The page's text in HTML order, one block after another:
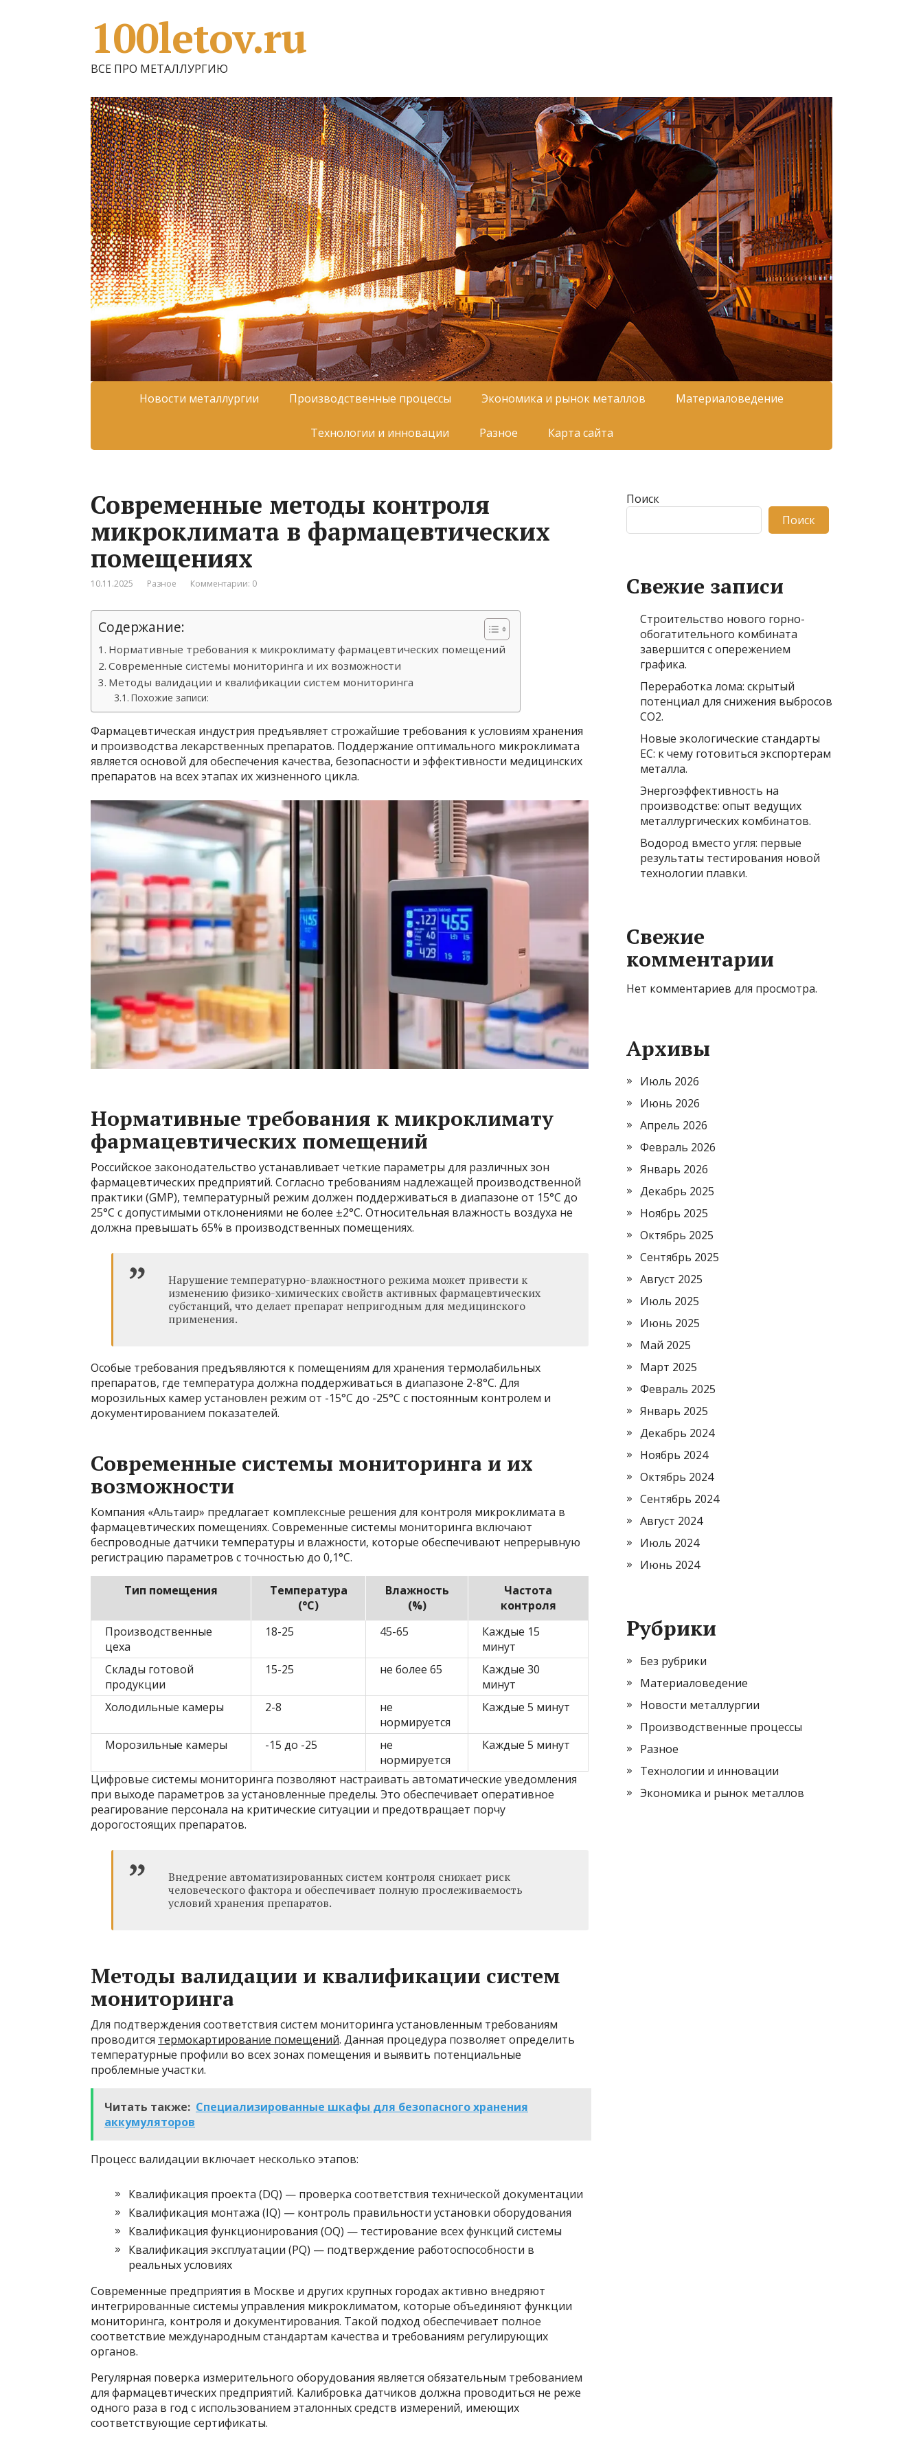
100letov.ru
ВСЕ ПРО МЕТАЛЛУРГИЮ
Новости металлургии Производственные процессы Экономика и рынок металлов Материаловедение
Технологии и инновации Разное Карта сайта
Современные методы контроля
микроклимата в фармацевтических
помещениях
10.11.2025 Разное Комментарии: 0
Содержание:
Нормативные требования к микроклимату фармацевтических помещений
Современные системы мониторинга и их возможности
Методы валидации и квалификации систем мониторинга
Похожие записи:
Фармацевтическая индустрия предъявляет строжайшие требования к условиям хранения
и производства лекарственных препаратов. Поддержание оптимального микроклимата
является основой для обеспечения качества, безопасности и эффективности медицинских
препаратов на всех этапах их жизненного цикла.
Нормативные требования к микроклимату
фармацевтических помещений
Российское законодательство устанавливает четкие параметры для различных зон
фармацевтических предприятий. Согласно требованиям надлежащей производственной
практики (GMP), температурный режим должен поддерживаться в диапазоне от 15°C до
25°C с допустимыми отклонениями не более ±2°C. Относительная влажность воздуха не
должна превышать 65% в производственных помещениях.
Нарушение температурно-влажностного режима может привести к
изменению физико-химических свойств активных фармацевтических
субстанций, что делает препарат непригодным для медицинского
применения.
Особые требования предъявляются к помещениям для хранения термолабильных
препаратов, где температура должна поддерживаться в диапазоне 2-8°C. Для
морозильных камер установлен режим от -15°C до -25°C с постоянным контролем и
документированием показателей.
Современные системы мониторинга и их
возможности
Компания «Альтаир» предлагает комплексные решения для контроля микроклимата в
фармацевтических помещениях. Современные системы мониторинга включают
беспроводные датчики температуры и влажности, которые обеспечивают непрерывную
регистрацию параметров с точностью до 0,1°C.
Тип помещения
Температура
(°C)
Влажность
(%)
Частота
контроля
Производственные
цеха
18-25 45-65
Каждые 15
минут
Склады готовой
продукции
15-25 не более 65
Каждые 30
минут
Холодильные камеры
2-8
не
нормируется
Каждые 5 минут
Морозильные камеры -15 до -25
не
нормируется
Каждые 5 минут
Цифровые системы мониторинга позволяют настраивать автоматические уведомления
при выходе параметров за установленные пределы. Это обеспечивает оперативное
реагирование персонала на критические ситуации и предотвращает порчу
дорогостоящих препаратов.
Внедрение автоматизированных систем контроля снижает риск
человеческого фактора и обеспечивает полную прослеживаемость
условий хранения препаратов.
Методы валидации и квалификации систем
мониторинга
Для подтверждения соответствия систем мониторинга установленным требованиям
проводится термокартирование помещений. Данная процедура позволяет определить
температурные профили во всех зонах помещения и выявить потенциальные
проблемные участки.
Читать также: Специализированные шкафы для безопасного хранения
аккумуляторов
Процесс валидации включает несколько этапов:
Квалификация проекта (DQ) — проверка соответствия технической документации
Квалификация монтажа (IQ) — контроль правильности установки оборудования
Квалификация функционирования (OQ) — тестирование всех функций системы
Квалификация эксплуатации (PQ) — подтверждение работоспособности в
реальных условиях
Современные предприятия в Москве и других крупных городах активно внедряют
интегрированные системы управления микроклиматом, которые объединяют функции
мониторинга, контроля и документирования. Такой подход обеспечивает полное
соответствие международным стандартам качества и требованиям регулирующих
органов.
Регулярная поверка измерительного оборудования является обязательным требованием
для фармацевтических предприятий. Калибровка датчиков должна проводиться не реже
одного раза в год с использованием эталонных средств измерений, имеющих
соответствующие сертификаты.
Поиск
Поиск
Свежие записи
Строительство нового горно-
обогатительного комбината
завершится с опережением
графика.
Переработка лома: скрытый
потенциал для снижения выбросов
CO2.
Новые экологические стандарты
ЕС: к чему готовиться экспортерам
металла.
Энергоэффективность на
производстве: опыт ведущих
металлургических комбинатов.
Водород вместо угля: первые
результаты тестирования новой
технологии плавки.
Свежие
комментарии
Нет комментариев для просмотра.
Архивы
Июль 2026
Июнь 2026
Апрель 2026
Февраль 2026
Январь 2026
Декабрь 2025
Ноябрь 2025
Октябрь 2025
Сентябрь 2025
Август 2025
Июль 2025
Июнь 2025
Май 2025
Март 2025
Февраль 2025
Январь 2025
Декабрь 2024
Ноябрь 2024
Октябрь 2024
Сентябрь 2024
Август 2024
Июль 2024
Июнь 2024
Рубрики
Без рубрики
Материаловедение
Новости металлургии
Производственные процессы
Разное
Технологии и инновации
Экономика и рынок металлов